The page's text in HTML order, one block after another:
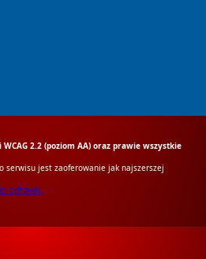
2.2 (poziom AA) oraz prawie wszystkie
serwisu jest zaoferowanie jak najszerszej
cyfrowej.